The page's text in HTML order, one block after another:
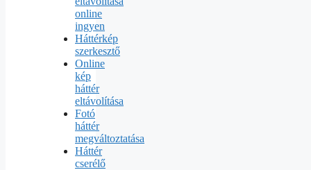
online
ingyen
Háttérkép
szerkesztő
Online
kép
háttér
eltávolítása
Fotó
háttér
megváltoztatása
Háttér
cserélő